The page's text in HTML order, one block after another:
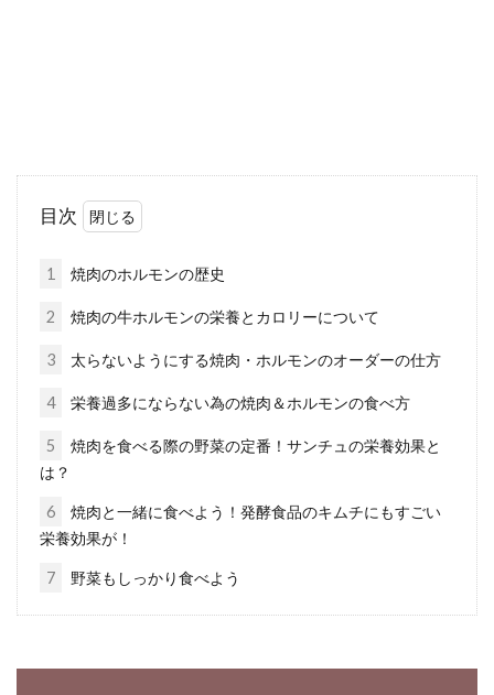
イエットに役立てよう！
カロリーだけではわからない！りん
バナナダイエットといったものがあります。り
らしていくにはこれはNG？
目次
1 焼肉のホルモンの歴史
2 焼肉の牛ホルモンの栄養とカロリーについて
3 太らないようにする焼肉・ホルモンのオーダーの仕方
4 栄養過多にならない為の焼肉＆ホルモンの食べ方
5
焼肉を食べる際の野菜の定番！サンチュの栄養効果と
は？
6
焼肉と一緒に食べよう！発酵食品のキムチにもすごい
栄養効果が！
7 野菜もしっかり食べよう